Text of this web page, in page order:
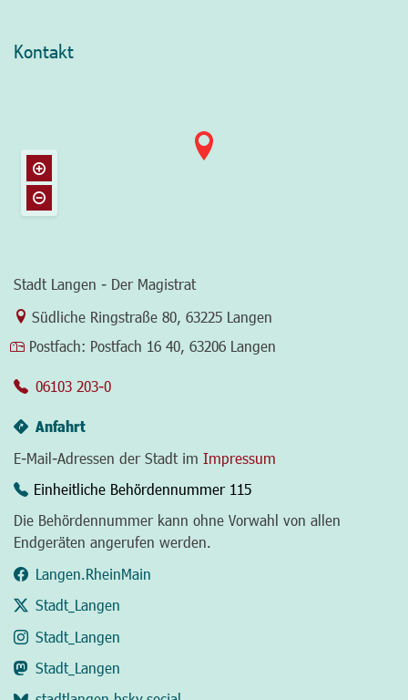
Kontakt
Stadt Langen - Der Magistrat
Link zur Google-Maps Navigation
Südliche Ringstraße 80, 63225 Langen
Postfach: Postfach 16 40, 63206 Langen
06103 203-0
Anfahrt
E-Mail-Adressen der Stadt im Impressum
Einheitliche Behördennummer 115
Die Behördennummer kann ohne Vorwahl von allen
Endgeräten angerufen werden.
Langen.RheinMain
Stadt_Langen
Stadt_Langen
Stadt_Langen